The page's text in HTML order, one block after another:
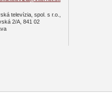
televízia, spol. s r.o.,
2/A, 841 02